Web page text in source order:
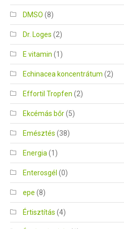
DMSO (8)
Dr. Loges (2)
E vitamin (1)
Echinacea koncentrátum (2)
Effortil Tropfen (2)
Ekcémás bőr(5)
Emésztés (38)
Energia (1)
Enterosgél (0)
epe (8)
Értisztítás (4)